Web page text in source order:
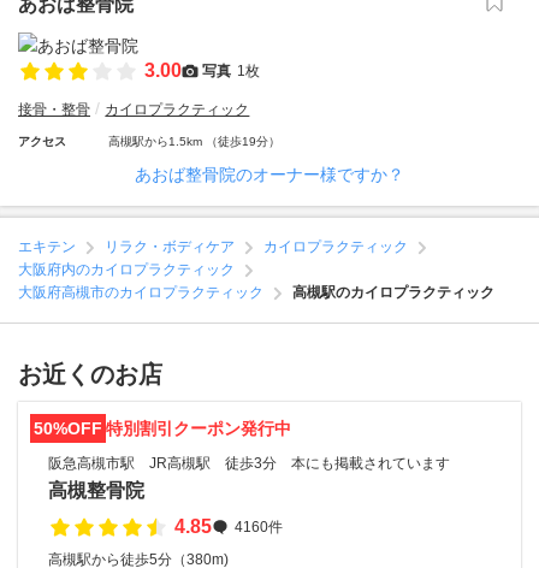
あおば整骨院
3.00 写真 1枚
接骨・整骨 カイロプラクティック
アクセス 高槻駅から1.5km （徒歩19分）
あおば整骨院のオーナー様ですか？
エキテン リラク・ボディケア
カイロプラクティック
大阪府内のカイロプラクティック
大阪府高槻市のカイロプラクティック
高槻駅のカイロプラクティック
お近くのお店
50%OFF 特別割引クーポン発行中
阪急高槻市駅 JR高槻駅 徒歩3分 本にも掲載されています
高槻整骨院
4.85
4160件
高槻駅から徒歩5分（380m)